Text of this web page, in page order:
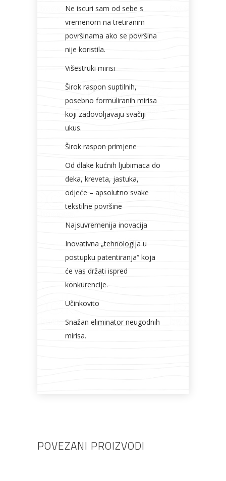
Ne iscuri sam od sebe s
vremenom na tretiranim
površinama ako se površina
nije koristila.
Višestruki mirisi
Širok raspon suptilnih,
posebno formuliranih mirisa
koji zadovoljavaju svačiji
ukus.
Širok raspon primjene
Od dlake kućnih ljubimaca do
deka, kreveta, jastuka,
odjeće – apsolutno svake
tekstilne površine
Najsuvremenija inovacija
Inovativna „tehnologija u
postupku patentiranja“ koja
će vas držati ispred
konkurencije.
Učinkovito
Snažan eliminator neugodnih
mirisa.
POVEZANI PROIZVODI